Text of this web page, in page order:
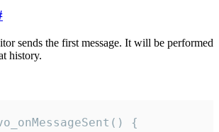
sends the first message. It will be performed
history.
{